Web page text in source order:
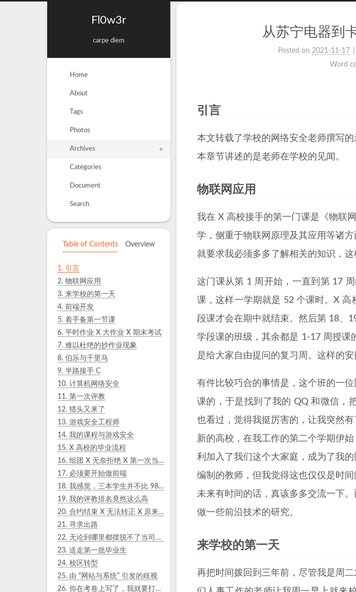
Fl0w3r
carpe diem
Home
About
Tags
Photos
Archives
Categories
Document
Search
Table of Contents Overview
1. 引言
2. 物联网应用
3. 来学校的第一天
4. 前端开发
5. 着手备第一节课
6. 平时作业 X 大作业 X 期末考试
7. 难以杜绝的抄作业现象
8. 伯乐与千里马
9. 半路接手 C
10. 计算机网络安全
11. 第一次评教
12. 猎头又来了
13. 游戏安全工程师
14. 我的课程与游戏安全
15. X 高校的毕业流程
16. 组团 X 无奈拒绝 X 第一次当毕设指导教师
17. 必须要开始做前端
18. 我感觉，三本学生并不比 985 硕士研究生差
19. 我的评教排名竟然这么高
20. 合约结束 X 无法转正 X 原来都没有编
21. 寻求出路
22. 无论到哪里都摆脱不了当司机的命运
23. 送走第一批毕业生
24. 校区转型
25. 由 “网站与系统” 引发的歧视
26. 你在考卷上写了，我就要打勾吗？
从苏宁电器到
Posted on 2021-11-17
Word
引言
本文转载了学校的网络安全老师撰写
本章节讲述的是老师在学校的见闻。
物联网应用
我在 X 高校接手的第一门课是《物联
学，侧重于物联网原理及其应用等诸
就要求我必须多多了解相关的知识，这
这门课从第 1 周开始，一直到第 17
课，这样一学期就是 52 个课时。X
段课才会在期中就结束。然后第 18、
学段课的班级，其余都是 1-17 周授课
是给大家自由提问的复习周。这样的
有件比较巧合的事情是，这个班的一
课的，于是找到了我的 QQ 和微信，
也看过，觉得我挺厉害的，让我突然
新的高校，在我工作的第二个学期伊
利加入了我们这个大家庭，成为了我
编制的教师，但我觉得这也仅仅是时
未来有时间的话，真该多多交流一下
做一些前沿技术的研究。
来学校的第一天
再把时间拨回到三年前，尽管我是周